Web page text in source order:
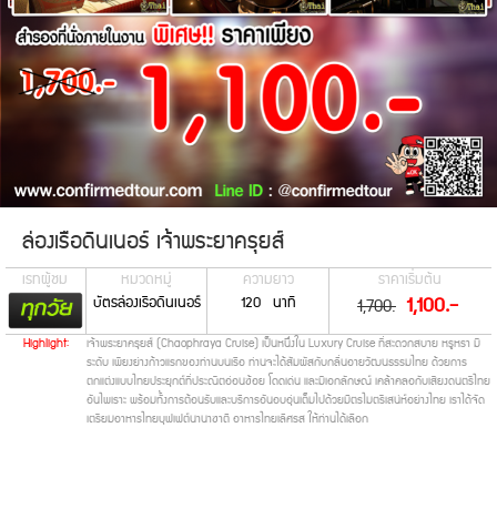
Call.
02-
931-
Call.
02-
931-
7014
Call.
02-
ล่องเรือดินเนอร์ เจ้าพระยาครุยส์
เรทผู้ชม
หมวดหมู่
บัตรล่องเรือดินเนอร์
ความยาว
120 นาที
ราคาเริ่มต้น
1,700. 1,100.-
Highlight:
เจ้าพระยาครุยส์ (Chaophraya Cruise) เป็นหนึ่งใน Luxury Cruise ที่สะดวกสบาย หรูหรา มี
ระดับ เพียงย่างก้าวแรกของท่านบนเรือ ท่านจะได้สัมผัสกับกลิ่นอายวัฒนธรรมไทย ด้วยการ
ตกแต่งแบบไทยประยุกต์ที่ประณีตอ่อนช้อย โดดเด่น และมีเอกลักษณ์ เคล้าคลอกับเสียงดนตรีไทย
อันไพเราะ พร้อมทั้งการต้อนรับและบริการอันอบอุ่นเต็มไปด้วยมิตรไมตรีเสน่ห์อย่างไทย เราได้จัด
เตรียมอาหารไทยบุฟเฟต์นานาชาติ อาหารไทยเลิศรส ให้ท่านได้เลือก